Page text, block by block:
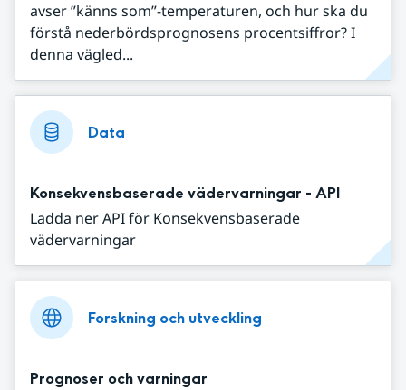
avser ”känns som”-temperaturen, och hur ska du
förstå nederbördsprognosens procentsiffror? I
denna vägled...
Data
Konsekvensbaserade vädervarningar - API
Ladda ner API för Konsekvensbaserade
vädervarningar
Forskning och utveckling
Prognoser och varningar